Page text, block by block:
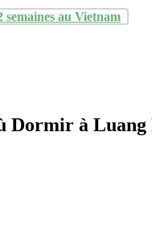
semaines au Vietnam
Dormir à Luang